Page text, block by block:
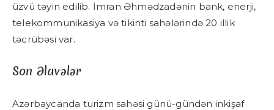
üzvü təyin edilib. İmran Əhmədzadənin bank, enerji,
telekommunikasiya və tikinti sahələrində 20 illik
təcrübəsi var.
Son Əlavələr
Azərbaycanda turizm sahəsi günü-gündən inkişaf